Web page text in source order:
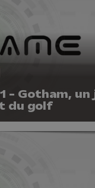
- Gotham, un
du golf